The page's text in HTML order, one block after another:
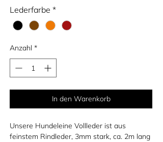
Lederfarbe *
Anzahl *
In den Warenkorb
Unsere Hundeleine Vollleder ist aus
feinstem Rindleder, 3mm stark, ca. 2m lang